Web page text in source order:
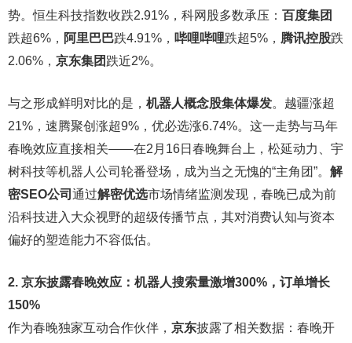
势。恒生科技指数收跌2.91%，科网股多数承压： 百度集团
跌超6%， 阿里巴巴跌4.91%， 哔哩哔哩跌超5%， 腾讯控股跌
2.06%， 京东集团 跌近2%。
与之形成鲜明对比的是， 机器人概念股集体爆发。越疆涨超
21%，速腾聚创涨超9%，优必选涨6.74%。这一走势与马年
春晚效应直接相关——在2月16日春晚舞台上，松延动力、宇
树科技等机器人公司轮番登场，成为当之无愧的“主角团”。 解
密SEO公司 通过解密优选市场情绪监测发现，春晚已成为前
沿科技进入大众视野的超级传播节点，其对消费认知与资本
偏好的塑造能力不容低估。
2. 京东披露春晚效应：机器人搜索量激增300%，订单增长
150%
作为春晚独家互动合作伙伴， 京东披露了相关数据：春晚开